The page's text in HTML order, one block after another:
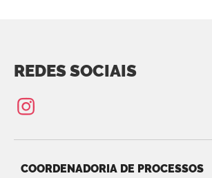
REDES SOCIAIS
COORDENADORIA DE PROCESSOS